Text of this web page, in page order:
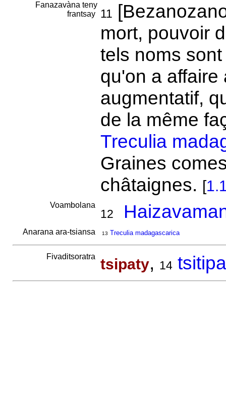
Fanazavàna teny
frantsay
11
mort, pouvoir
tels noms
qu'on a
augmentatif,
de la même
Treculia
Graines
châtaignes. [
Voambolana
12
Anarana ara-tsiansa 13 Treculia madagascarica
Fivaditsoratra tsipaty, 14 tsitipa